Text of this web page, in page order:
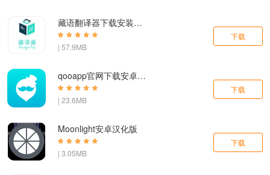
藏语翻译器下载安装手机版免费
| 57.9MB
下载
qooapp官网下载安卓版2024
| 23.6MB
下载
Moonlight安卓汉化版
| 3.05MB
下载